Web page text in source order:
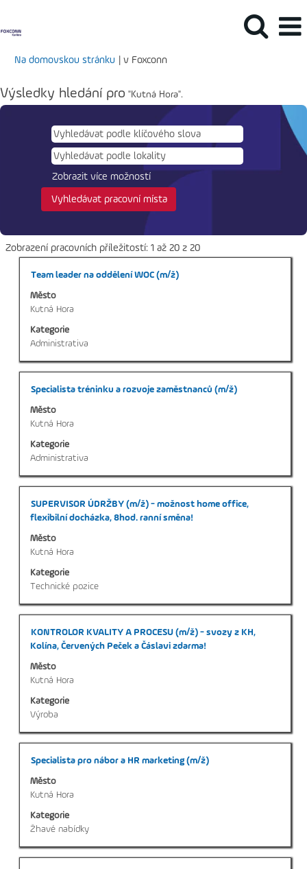
Na domovskou stránku v Foxconn
Výsledky hledání pro "Kutná Hora".
Zobrazit více možností
Zobrazení pracovních příležitostí: 1 až 20 z 20Výsledky
1
20
k
v
detailů
Titul
Team leader na oddělení WOC (m/ž)
Město
Kutná Hora
Kategorie
Administrativa
Vyberte
mezerníkem
zobrazení
informací
o
profesi.
Titul
Specialista tréninku a rozvoje zaměstnanců (m/ž)
Město
Kutná Hora
Kategorie
Administrativa
Vyberte
mezerníkem
zobrazení
informací
o
profesi.
Titul
SUPERVISOR ÚDRŽBY (m/ž) - možnost home office,
flexibilní docházka, 8hod. ranní směna!
Město
Kutná Hora
Kategorie
Technické pozice
Vyberte
mezerníkem
zobrazení
veškerých
o
profesi.
Titul
KONTROLOR KVALITY A PROCESU (m/ž) - svozy z KH,
Kolína, Červených Peček a Čáslavi zdarma!
Město
Kutná Hora
Kategorie
Výroba
Vyberte
mezerníkem
zobrazení
veškerých
o
profesi.
Titul
Specialista pro nábor a HR marketing (m/ž)
Město
Kutná Hora
Kategorie
Žhavé nabídky
Vyberte
mezerníkem
zobrazení
informací
o
profesi.